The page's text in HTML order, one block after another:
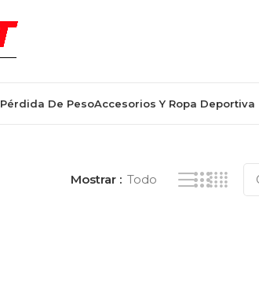
Pérdida De PesoAccesorios Y Ropa Deportiva
Mostrar Todo